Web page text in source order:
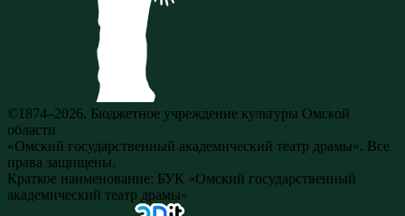
©1874–2026. Бюджетное учреждение культуры Омской
области
«Омский государственный академический театр драмы». Все
права защищены.
Краткое наименование: БУК «Омский государственный
академический театр драмы»